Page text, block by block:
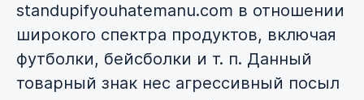
standupifyouhatemanu.com в отношении
широкого спектра продуктов, включая
футболки, бейсболки и т. п. Данный
товарный знак нес агрессивный посыл